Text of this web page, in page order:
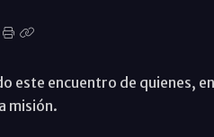
este encuentro de quienes,
misión.